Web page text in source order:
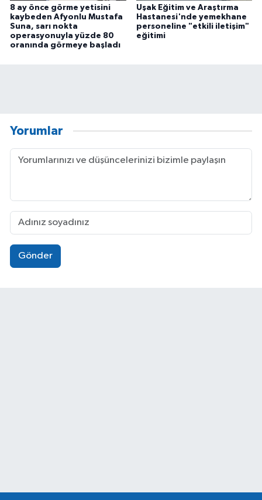
8 ay önce görme yetisini
kaybeden Afyonlu Mustafa
Suna, sarı nokta
operasyonuyla yüzde 80
oranında görmeye başladı
Uşak Eğitim ve Araştırma
Hastanesi'nde yemekhane
personeline "etkili iletişim"
eğitimi
Yorumlar
Gönder